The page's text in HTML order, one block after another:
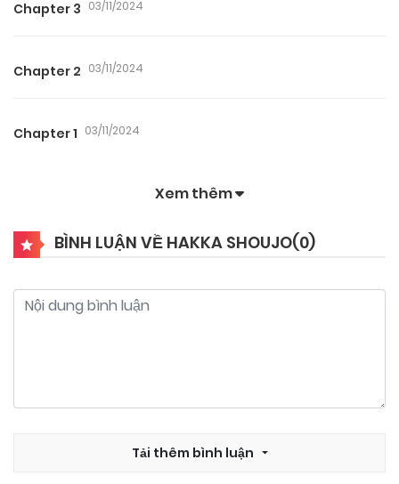
Chapter 3 03/11/2024
Chapter 2 03/11/2024
Chapter 1 03/11/2024
Xem thêm
BÌNH LUẬN VỀ HAKKA SHOUJO(0)
Tải thêm bình luận